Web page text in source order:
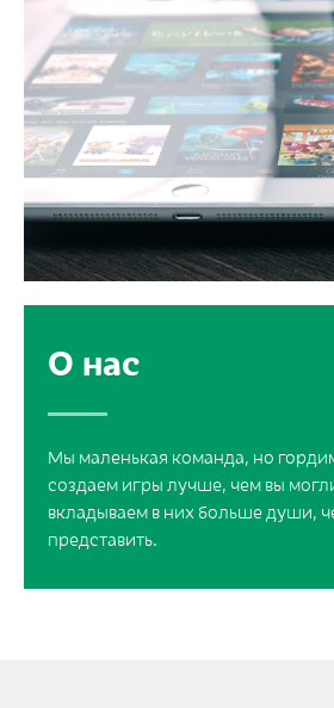
О нас
Мы маленькая команда, но
создаем игры лучше, чем вы
вкладываем в них больше души,
представить.